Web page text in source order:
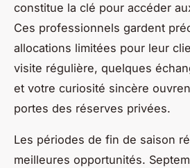
constitue la clé pour accéder
Ces professionnels gardent
allocations limitées pour leur
visite régulière, quelques
et votre curiosité sincère
portes des réserves privées.
Les périodes de fin de saison
meilleures opportunités.